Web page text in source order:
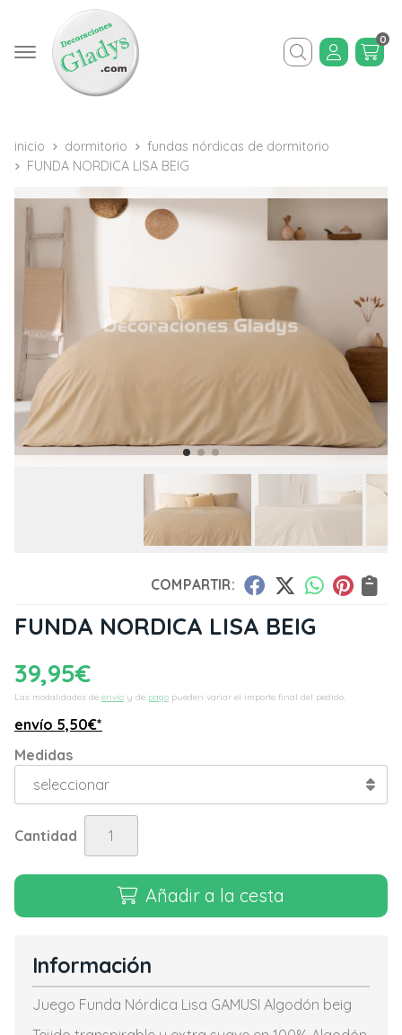
Buscar
0
inicio dormitorio
fundas nórdicas de dormitorio
FUNDA NORDICA LISA BEIG
COMPARTIR:
FUNDA NORDICA LISA BEIG
39,95€
Las modalidades de envío y de pago pueden variar el importe final del pedido.
envío 5,50€*
Medidas
Cantidad
Añadir a la cesta
Información
Juego Funda Nórdica Lisa GAMUSI Algodón beig